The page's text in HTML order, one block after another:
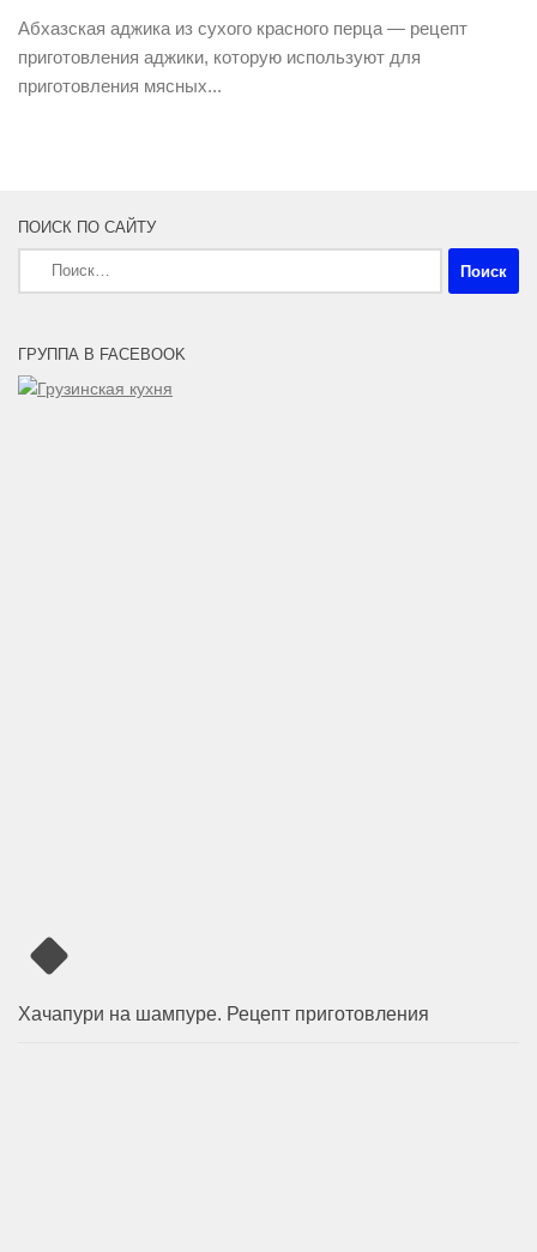
Абхазская аджика из сухого красного перца — рецепт
приготовления аджики, которую используют для
приготовления мясных...
ПОИСК ПО САЙТУ
Найти:
ГРУППА В FACEBOOK
Хачапури на шампуре. Рецепт приготовления